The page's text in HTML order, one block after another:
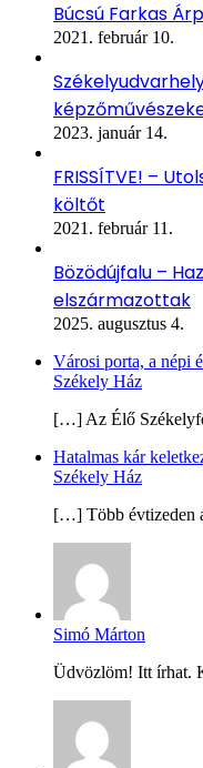
Búcsú Farkas
2021. február 10.
2023. január 14.
FRISSÍTVE! –
költőt
2021. február 11.
Bözödújfalu –
elszármazottak
2025. augusztus 4.
Városi porta, a népi
Székely Ház
[…] Az Élő
Hatalmas kár
Székely Ház
[…] Több évtizeden
Simó Márton
Üdvözlöm! Itt írhat.